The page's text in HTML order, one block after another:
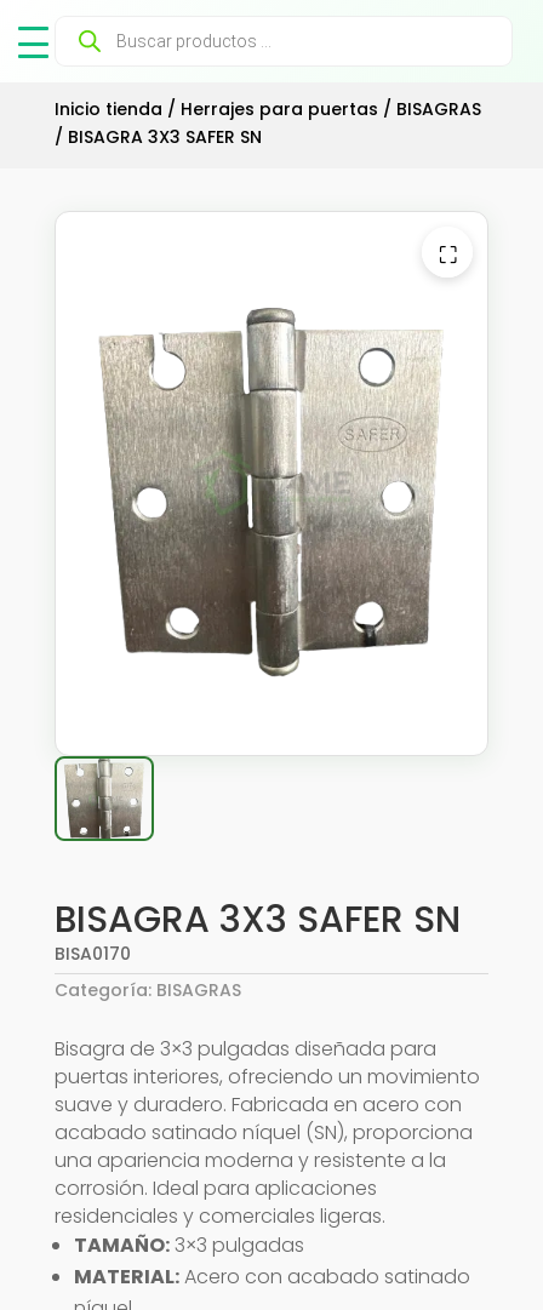
Búsqueda
productos
Inicio tienda / Herrajes para puertas / BISAGRAS
/ BISAGRA 3X3 SAFER SN
⛶
BISAGRA 3X3 SAFER SN
BISA0170
Categoría: BISAGRAS
Bisagra de 3×3 pulgadas diseñada para
puertas interiores, ofreciendo un movimiento
suave y duradero. Fabricada en acero con
acabado satinado níquel (SN), proporciona
una apariencia moderna y resistente a la
corrosión. Ideal para aplicaciones
residenciales y comerciales ligeras.
TAMAÑO:3×3 pulgadas
MATERIAL:Acero con acabado satinado